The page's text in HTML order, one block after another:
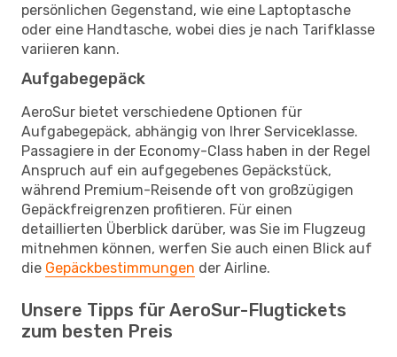
persönlichen Gegenstand, wie eine Laptoptasche
oder eine Handtasche, wobei dies je nach Tarifklasse
variieren kann.
Aufgabegepäck
AeroSur bietet verschiedene Optionen für
Aufgabegepäck, abhängig von Ihrer Serviceklasse.
Passagiere in der Economy-Class haben in der Regel
Anspruch auf ein aufgegebenes Gepäckstück,
während Premium-Reisende oft von großzügigen
Gepäckfreigrenzen profitieren. Für einen
detaillierten Überblick darüber, was Sie im Flugzeug
mitnehmen können, werfen Sie auch einen Blick auf
die Gepäckbestimmungen der Airline.
Unsere Tipps für AeroSur-Flugtickets
zum besten Preis